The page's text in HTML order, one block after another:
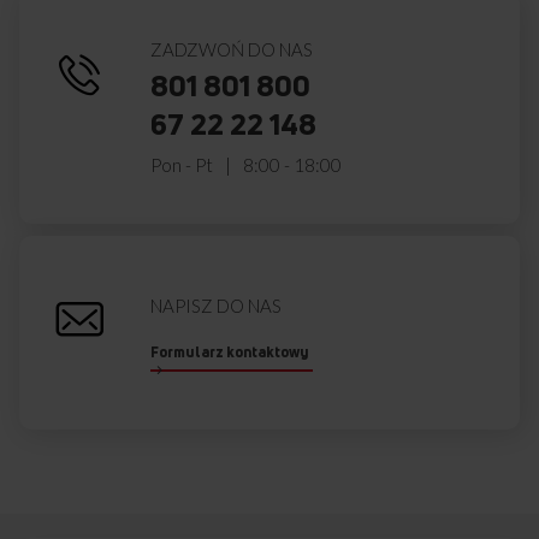
ZADZWOŃ DO NAS
801 801 800
67 22 22 148
Pon - Pt 8:00 - 18:00
NAPISZ DO NAS
Formularz kontaktowy